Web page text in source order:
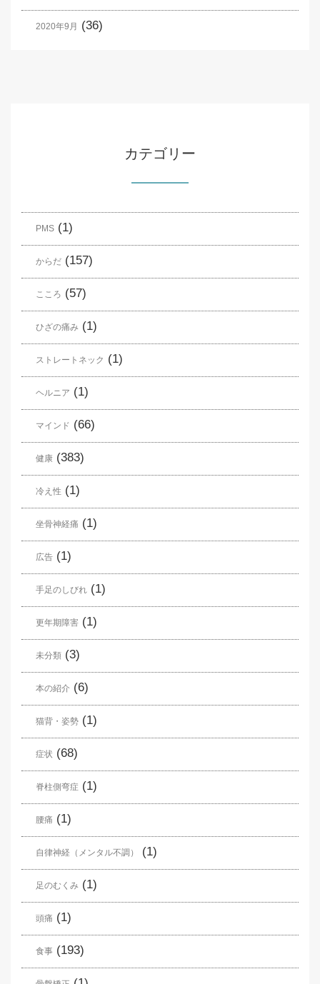
2020年9月 (36)
カテゴリー
PMS (1)
からだ (157)
こころ (57)
ひざの痛み (1)
ストレートネック (1)
ヘルニア (1)
マインド (66)
健康 (383)
冷え性 (1)
坐骨神経痛 (1)
広告 (1)
手足のしびれ (1)
更年期障害 (1)
未分類 (3)
本の紹介 (6)
猫背・姿勢 (1)
症状 (68)
脊柱側弯症 (1)
腰痛 (1)
自律神経（メンタル不調） (1)
足のむくみ (1)
頭痛 (1)
食事 (193)